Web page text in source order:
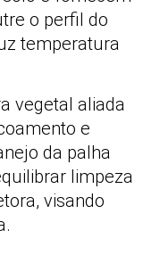
o perfil do
temperatura
vegetal aliada
e
da palha
limpeza
visando